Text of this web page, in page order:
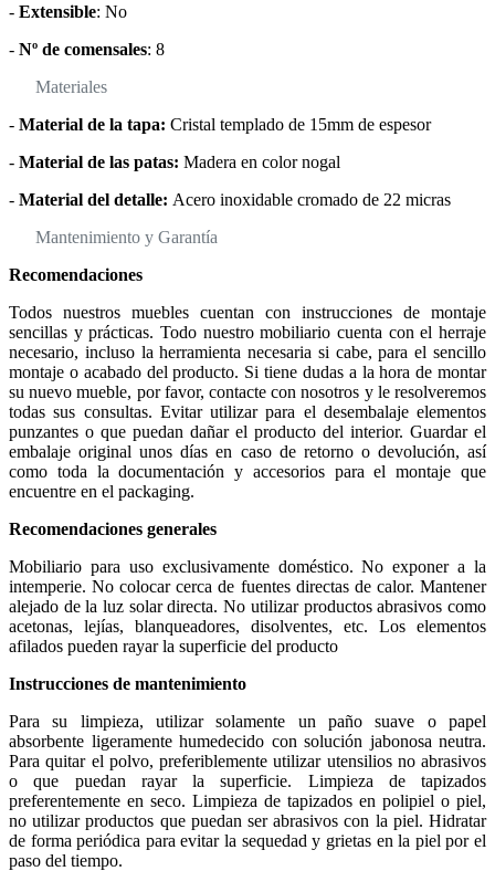
- Extensible: No
- Nº de comensales: 8
Materiales
- Material de la tapa: Cristal templado de 15mm de espesor
- Material de las patas: Madera en color nogal
- Material del detalle: Acero inoxidable cromado de 22 micras
Mantenimiento y Garantía
Recomendaciones
Todos nuestros muebles cuentan con instrucciones de montaje
sencillas y prácticas. Todo nuestro mobiliario cuenta con el herraje
necesario, incluso la herramienta necesaria si cabe, para el sencillo
montaje o acabado del producto. Si tiene dudas a la hora de montar
su nuevo mueble, por favor, contacte con nosotros y le resolveremos
todas sus consultas. Evitar utilizar para el desembalaje elementos
punzantes o que puedan dañar el producto del interior. Guardar el
embalaje original unos días en caso de retorno o devolución, así
como toda la documentación y accesorios para el montaje que
encuentre en el packaging.
Recomendaciones generales
Mobiliario para uso exclusivamente doméstico. No exponer a la
intemperie. No colocar cerca de fuentes directas de calor. Mantener
alejado de la luz solar directa. No utilizar productos abrasivos como
acetonas, lejías, blanqueadores, disolventes, etc. Los elementos
afilados pueden rayar la superficie del producto
Instrucciones de mantenimiento
Para su limpieza, utilizar solamente un paño suave o papel
absorbente ligeramente humedecido con solución jabonosa neutra.
Para quitar el polvo, preferiblemente utilizar utensilios no abrasivos
o que puedan rayar la superficie. Limpieza de tapizados
preferentemente en seco. Limpieza de tapizados en polipiel o piel,
no utilizar productos que puedan ser abrasivos con la piel. Hidratar
de forma periódica para evitar la sequedad y grietas en la piel por el
paso del tiempo.